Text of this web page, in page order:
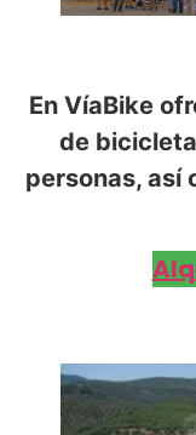
En VíaBike
de
personas, así